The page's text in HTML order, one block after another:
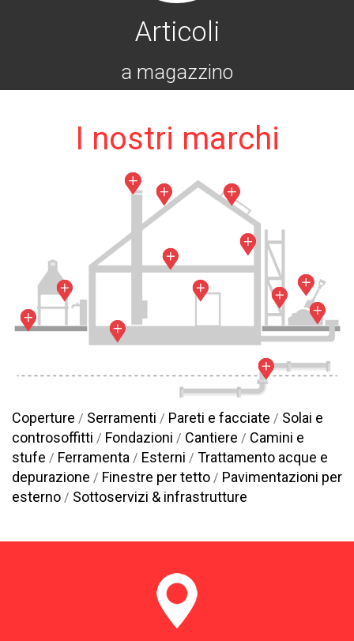
Articoli
a magazzino
I nostri marchi
Coperture / Serramenti / Pareti e facciate / Solai e
controsoffitti / Fondazioni / Cantiere / Camini e
stufe / Ferramenta / Esterni / Trattamento acque e
depurazione / Finestre per tetto / Pavimentazioni per
esterno / Sottoservizi & infrastrutture